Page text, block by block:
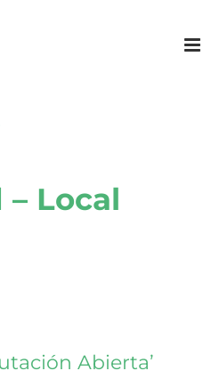
Local
Abierta’